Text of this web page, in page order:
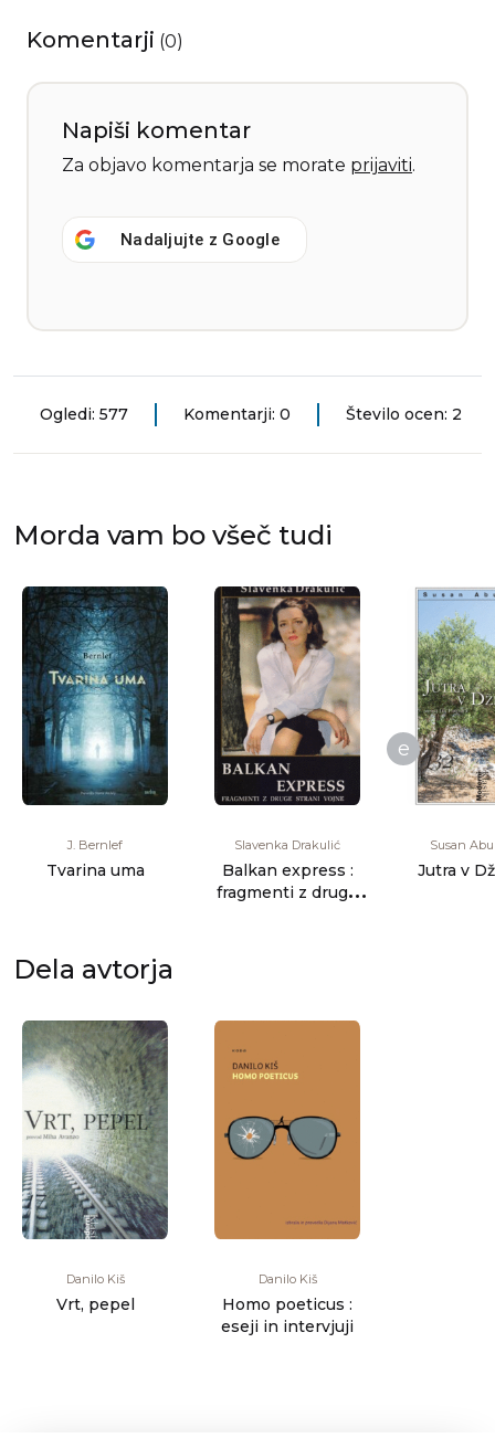
Komentarji (0)
Napiši komentar
Za objavo komentarja se morate prijaviti.
Nadaljujte z Google
Ogledi: 577 Komentarji: 0 Število ocen: 2
Morda vam bo všeč tudi
J. Bernlef
Tvarina uma
Slavenka Drakulić
Balkan express :
fragmenti z druge
e
Susan
Jutra v
Dela avtorja
Danilo Kiš
Vrt, pepel
Danilo Kiš
Homo poeticus :
eseji in intervjuji